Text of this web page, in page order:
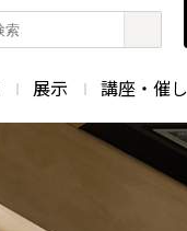
展示 講座・催し